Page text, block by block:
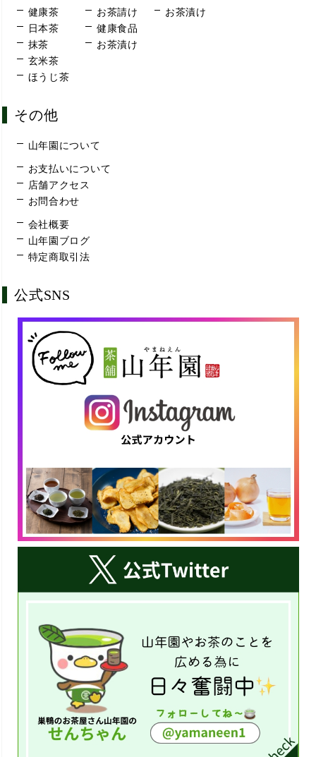
健康茶
日本茶
抹茶
玄米茶
ほうじ茶
お茶請け
健康食品
お茶漬け
お茶漬け
その他
山年園について
お支払いについて
店舗アクセス
お問合わせ
会社概要
山年園ブログ
特定商取引法
公式SNS